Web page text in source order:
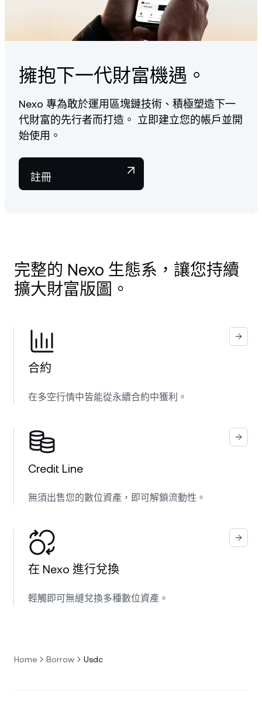
to top up additional crypto assets or repay part of your loan
to prevent automatic loan repayment.
If your LTV hits a critical threshold, partial automatic
LTV ratio. To help you preserve as much of your digital
assets as possible, only the minimum required amount of
To learn more about loan repayments, visit our dedicated
Help Center article .
擁抱下一代財富機遇。
Nexo 專為敢於運用區塊鏈技術、積極塑造下一
代財富的先行者而打造。 立即建立您的帳戶並開
始使用。
註冊
完整的 Nexo 生態系，讓您持續
擴大財富版圖。
合約
在多空行情中皆能從永續合約中獲利。
Credit Line
無須出售您的數位資產，即可解鎖流動性。
在 Nexo 進行兌換
輕觸即可無縫兌換多種數位資產。
Home Borrow Usdc